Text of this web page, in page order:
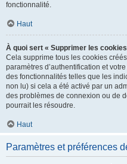
fonctionnalité.
Haut
À quoi sert « Supprimer les
Cela supprime tous les cookies
paramètres d’authentification et
des fonctionnalités telles que les
non lu) si cela a été activé par un
des problèmes de connexion ou de
pourrait les résoudre.
Haut
Paramètres et préférences